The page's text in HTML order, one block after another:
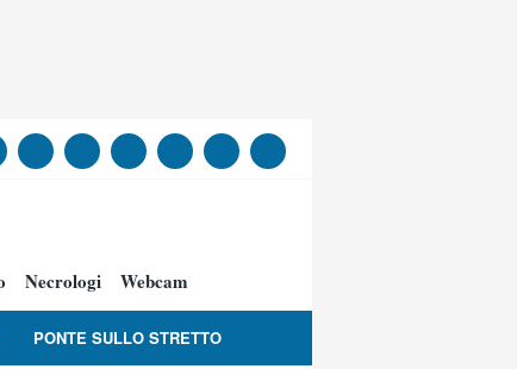
Necrologi Webcam
PONTE SULLO STRETTO